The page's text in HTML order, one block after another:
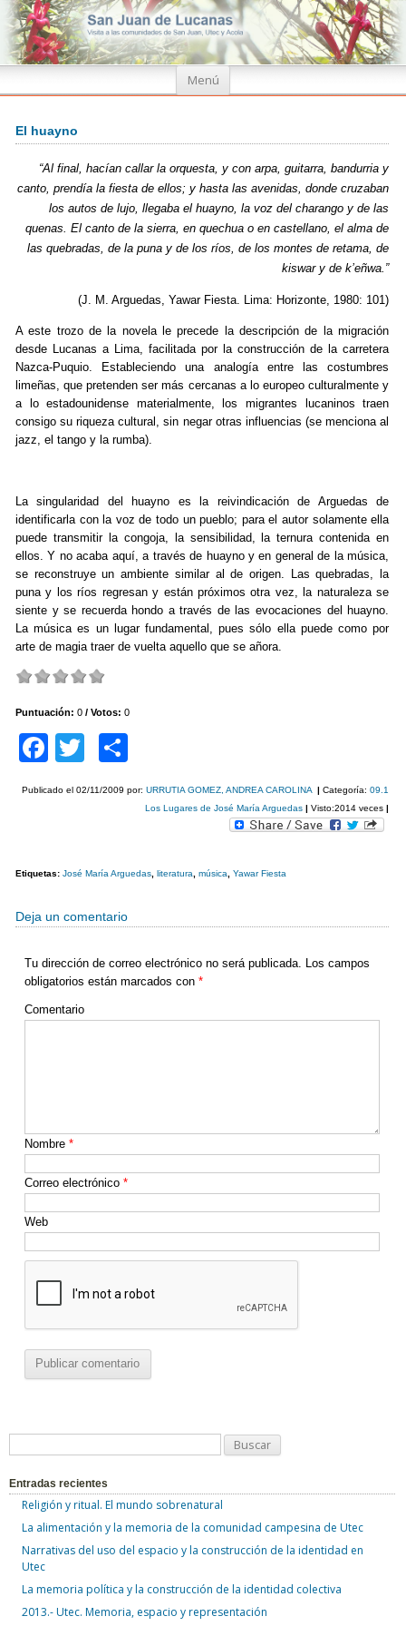
Menú
Ir
El huayno
“Al final, hacían callar la orquesta, y con arpa, guitarra, bandurria y
canto, prendía la fiesta de ellos; y hasta las avenidas, donde cruzaban
los autos de lujo, llegaba el huayno, la voz del charango y de las
quenas. El canto de la sierra, en quechua o en castellano, el alma de
las quebradas, de la puna y de los ríos, de los montes de retama, de
kiswar y de k’eñwa.”
(J. M. Arguedas, Yawar Fiesta. Lima: Horizonte, 1980: 101)
A este trozo de la novela le precede la descripción de la migración
desde Lucanas a Lima, facilitada por la construcción de la carretera
Nazca-Puquio. Estableciendo una analogía entre las costumbres
limeñas, que pretenden ser más cercanas a lo europeo culturalmente y
a lo estadounidense materialmente, los migrantes lucaninos traen
consigo su riqueza cultural, sin negar otras influencias (se menciona al
jazz, el tango y la rumba).
La singularidad del huayno es la reivindicación de Arguedas de
identificarla con la voz de todo un pueblo; para el autor solamente ella
puede transmitir la congoja, la sensibilidad, la ternura contenida en
ellos. Y no acaba aquí, a través de huayno y en general de la música,
se reconstruye un ambiente similar al de origen. Las quebradas, la
puna y los ríos regresan y están próximos otra vez, la naturaleza se
siente y se recuerda hondo a través de las evocaciones del huayno.
La música es un lugar fundamental, pues sólo ella puede como por
arte de magia traer de vuelta aquello que se añora.
Puntuación: 0 / Votos: 0
F
b
o
k
T
m
ar
Publicado el02/11/2009 por:URRUTIA GOMEZ, ANDREA CAROLINA | Categoría:09.1
Los Lugares de José María Arguedas | Visto:2014 veces|
Etiquetas: José María Arguedas literatura música Yawar Fiesta
Deja un comentario
Tu dirección de correo electrónico no será publicada.
Los campos
obligatorios están marcados con *
Comentario
Nombre *
Correo electrónico *
Web
s
Entradas recientes
Religión y ritual. El mundo sobrenatural
La alimentación y la memoria de la comunidad campesina de Utec
Narrativas del uso del espacio y la construcción de la identidad en
Utec
La memoria política y la construcción de la identidad colectiva
2013.- Utec. Memoria, espacio y representación